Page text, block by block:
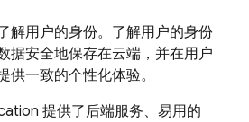
解用户的身份。了解用户的身份
据安全地保存在云端，并在用户
供一致的个性化体验。
提供了后端服务、易用的